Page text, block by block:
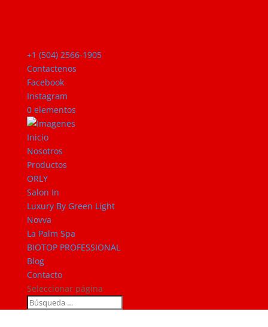
+1 (504) 2566-1905
Contactenos
Facebook
Instagram
0 elementos
Inicio
Nosotros
Productos
ORLY
Salon In
Luxury By Green Light
Novva
La Palm Spa
BIOTOP PROFESSIONAL
Blog
Contacto
Seleccionar página